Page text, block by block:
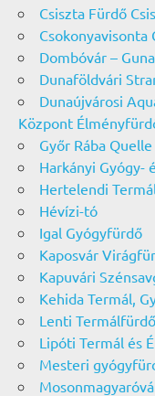
Csiszta Fürdő
Csokonyavisonta
Dombóvár –
Dunaföldvári
Dunaújvárosi
Központ
Győr Rába
Harkányi Gyógy-
Hertelendi
Hévízi-tó
Igal Gyógyfürdő
Kaposvár
Kapuvári
Kehida Termál,
Lenti Termálfürdő
Lipóti Termál és
Mesteri